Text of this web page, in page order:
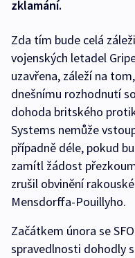
zklamání.
Zda tím bude celá
vojenských letadel
uzavřena, záleží na
dnešnímu rozhodnutí
dohoda britského
Systems nemůže
případně déle, pokud
zamítl žádost
zrušil obvinění
Mensdorffa-Pouillyho.
Začátkem února se
spravedlnosti dohodly